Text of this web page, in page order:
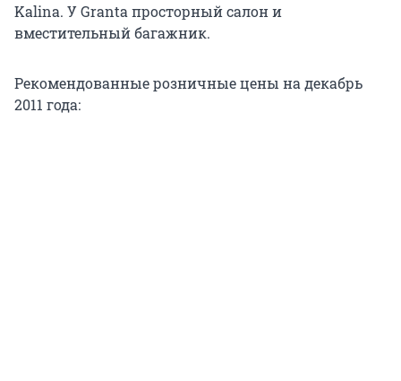
Kalina. У Granta просторный салон и
вместительный багажник.
Рекомендованные розничные цены на декабрь
2011 года: